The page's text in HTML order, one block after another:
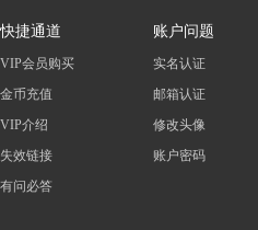
快捷通道
VIP会员购买
金币充值
VIP介绍
失效链接
有问必答
账户问题
实名认证
邮箱认证
修改头像
账户密码